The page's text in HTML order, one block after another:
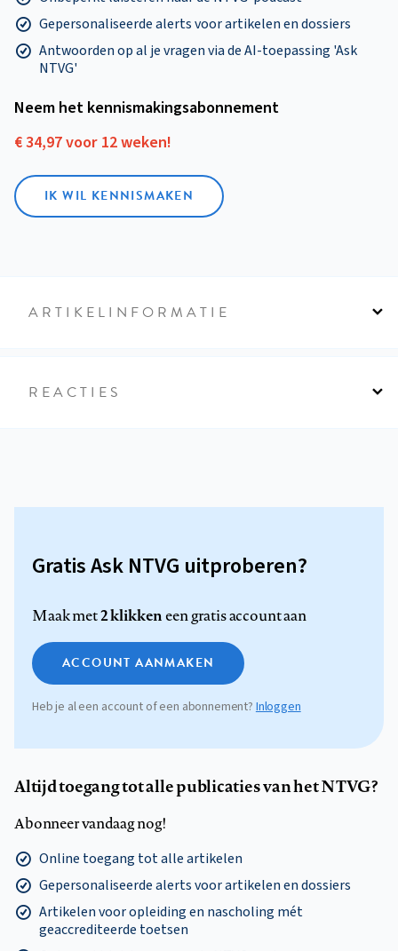
Gepersonaliseerde alerts voor artikelen en dossiers
Antwoorden op al je vragen via de AI-toepassing 'Ask
NTVG'
Neem het kennismakings­abonnement
€ 34,97 voor 12 weken!
IK WIL KENNISMAKEN
ARTIKELINFORMATIE
REACTIES
Gratis Ask NTVG uitproberen?
Maak met2 klikkeneen gratis account aan
ACCOUNT AANMAKEN
Heb je al een account of een abonnement?Inloggen
Altijd toegang tot alle publicaties van het NTVG?
Abonneer vandaag nog!
Online toegang tot alle artikelen
Gepersonaliseerde alerts voor artikelen en dossiers
Artikelen voor opleiding en nascholing mét
geaccrediteerde toetsen